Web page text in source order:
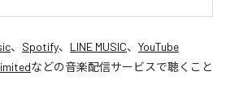
、 Spotify、 LINE MUSIC、 YouTube
などの音楽配信サービスで聴くこと